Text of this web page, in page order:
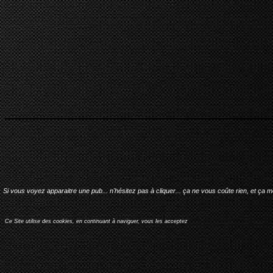
Si vous voyez apparaitre une pub... n'hésitez pas à cliquer... ça ne vous coûte rien, et ça
Ce Site utilise des cookies, en continuant à naviguer, vous les acceptez